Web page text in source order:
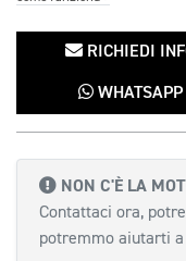
RICHIEDI
WHATSAPP
NON C'È LA
Contattaci ora,
potremmo aiutarti